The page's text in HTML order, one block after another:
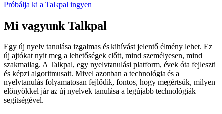
Próbálja ki a Talkpal ingyen
Mi vagyunk Talkpal
Egy új nyelv tanulása izgalmas és kihívást jelentő élmény lehet. Ez
új ajtókat nyit meg a lehetőségek előtt, mind személyesen, mind
szakmailag. A Talkpal, egy nyelvtanulási platform, évek óta fejleszti
és képzi algoritmusait. Mivel azonban a technológia és a
nyelvtanulás folyamatosan fejlődik, fontos, hogy megértsük, milyen
előnyökkel jár az új nyelvek tanulása a legújabb technológiák
segítségével.